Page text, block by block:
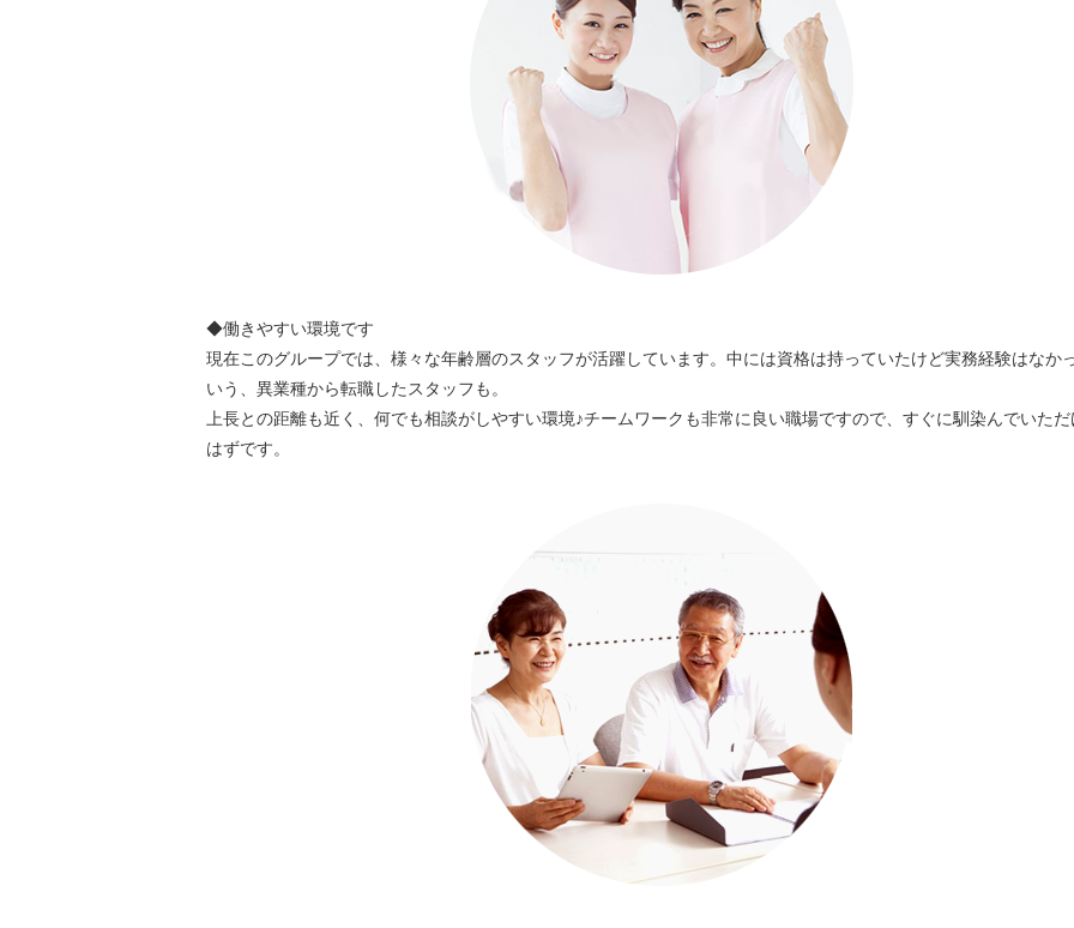
◆働きやすい環境です
現在このグループでは、様々な年齢層のスタッフが活躍しています。中には資格は持っていたけど実務経験はなか
いう、異業種から転職したスタッフも。
上長との距離も近く、何でも相談がしやすい環境♪チームワークも非常に良い職場ですので、すぐに馴染んでいた
はずです。